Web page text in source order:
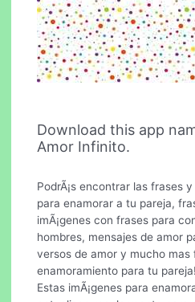
Download this app
Amor Infinito.
PodrÃ¡s encontrar las frases
para enamorar a tu pareja,
imÃ¡genes con frases para
hombres, mensajes de amor
versos de amor y mucho mas
enamoramiento para tu
Estas imÃ¡genes para